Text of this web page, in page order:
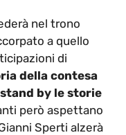
nel trono
a quello
di
della contesa
by le storie
però aspettano
Sperti alzerà